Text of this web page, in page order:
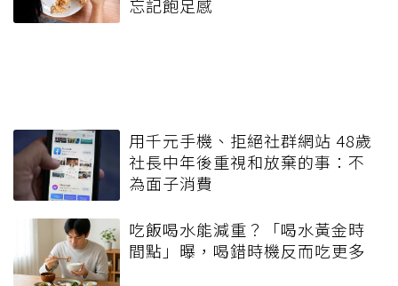
忘記飽足感
用千元手機、拒絕社群網站 48歲
社長中年後重視和放棄的事：不
為面子消費
吃飯喝水能減重？「喝水黃金時
間點」曝，喝錯時機反而吃更多